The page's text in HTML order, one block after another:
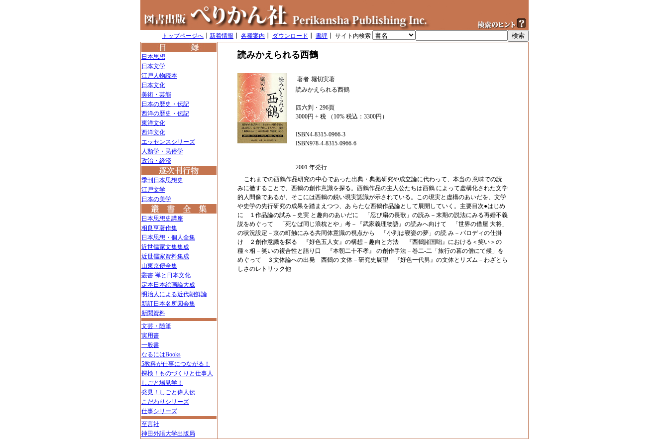
トップページへ 新着情報 各種案内 ダウンロード 書評 ┃ サイト内検索
日本思想
日本文学
江戸人物読本
日本文化
美術・芸能
日本の歴史・伝記
西洋の歴史・伝記
東洋文化
西洋文化
エッセンスシリーズ
人類学・民俗学
政治・経済
季刊日本思想史
江戸文学
日本の美学
日本思想史講座
相良亨著作集
日本思想・個人全集
近世儒家文集集成
近世儒家資料集成
山東京傳全集
叢書 禅と日本文化
定本日本絵画論大成
明治人による近代朝鮮論
新訂日本名所図会集
新聞資料
文芸・随筆
実用書
一般書
なるにはBooks
5教科が仕事につながる！
探検！ものづくりと仕事人
しごと場見学！
発見！しごと偉人伝
こだわりシリーズ
仕事シリーズ
至言社
神田外語大学出版局
読みかえられる西鶴
著者 堀切実著
読みかえられる西鶴
四六判・296頁
3000円 + 税 （10% 税込：3300円）
ISBN4-8315-0966-3
ISBN978-4-8315-0966-6
2001 年発行
これまでの西鶴作品研究の中心であった出典・典拠研究や成立論に代わって、本当の 意味での読
みに徹することで、西鶴の創作意識を探る。西鶴作品の主人公たちは西鶴 によって虚構化された文学
的人間像であるが、そこには西鶴の鋭い現実認識が示されている。この現実と虚構のあいだを、文学
や史学の先行研究の成果を踏まえつつ、あ らたな西鶴作品論として展開していく。主要目次●はじめ
に １作品論の試み－史実 と趣向のあいだに 「忍び扇の長歌」の読み－末期の説法にみる再婚不義
説をめぐって 「死なば同じ浪枕とや」考－『武家義理物語』の読みへ向けて 「世界の借屋 大将」
の状況設定－京の町触にみる共同体意識の視点から 「小判は寝姿の夢」の読 み－パロディの仕掛
け ２創作意識を探る 『好色五人女』の構想－趣向と方法 『西鶴諸国咄』における＜笑い＞の
種々相－笑いの複合性と語り口 『本朝二十不孝』 の創作手法－巻二-二「旅行の暮の僧にて候」を
めぐって ３文体論への出発 西鶴の 文体－研究史展望 『好色一代男』の文体とリズム－わざとら
しさのレトリック他